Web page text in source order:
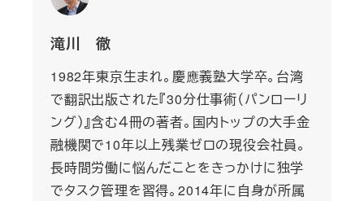
滝川 徹
1982年東京生まれ。慶應義塾大学卒。台湾
で翻訳出版された『30分仕事術（パンローリ
ング）』含む４冊の著者。国内トップの大手金
融機関で10年以上残業ゼロの現役会社員。
長時間労働に悩んだことをきっかけに独学
でタスク管理を習得。2014年に自身が所属